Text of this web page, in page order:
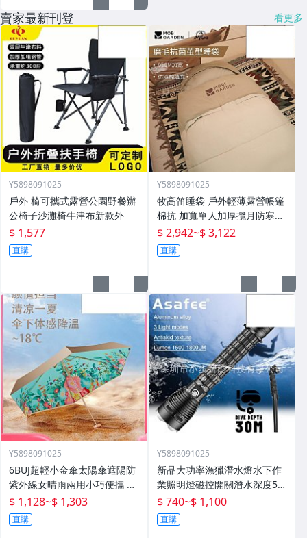
賣家最新刊登 看更多
Y5898091025
戶外 椅可攜式露營公園野餐辦
公椅子沙灘椅牛津布新款外
$ 1,577
直購
Y5898091025
牧高笛睡袋 戶外輕薄露營帳篷
棉抗 加寬單人加厚攬月防寒被
子
$ 2,942~$ 3,122
直購
Y5898091025
6BUJ超輕小金傘太陽傘遮陽防
紫外線女晴雨兩用小巧便攜 五
折傘
$ 1,128~$ 1,303
直購
Y5898091025
新品大功率漁獵潛水燈水下作
業照明燈磁控開關潛水深度50
米高流明
$ 740~$ 1,100
直購